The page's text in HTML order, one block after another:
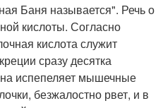
Баня называется". Речь о
кислоты. Согласно
кислота служит
сразу десятка
испепеляет мышечные
безжалостно рвет, и в